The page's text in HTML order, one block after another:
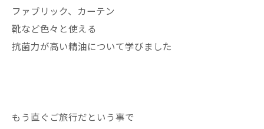
ファブリック、カーテン
靴など色々と使える
抗菌力が高い精油について学びました
もう直ぐご旅行だという事で